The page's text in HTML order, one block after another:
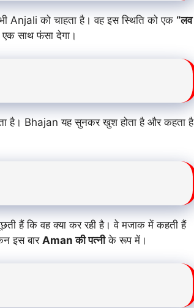
को चाहता है। वह इस स्थिति को एक “लव
एक साथ फंसा देगा।
है। Bhajan यह सुनकर खुश होता है और कहता है
कि वह क्या कर रही है। वे मजाक में कहती हैं
इस बार Aman की पत्नीके रूप में।